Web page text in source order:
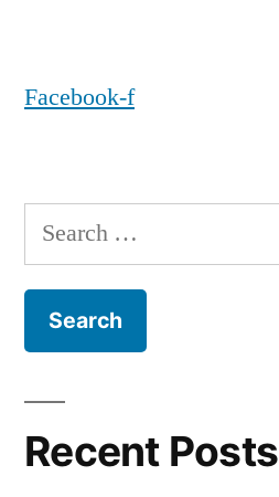
Facebook-f
Search
for:
Recent Posts